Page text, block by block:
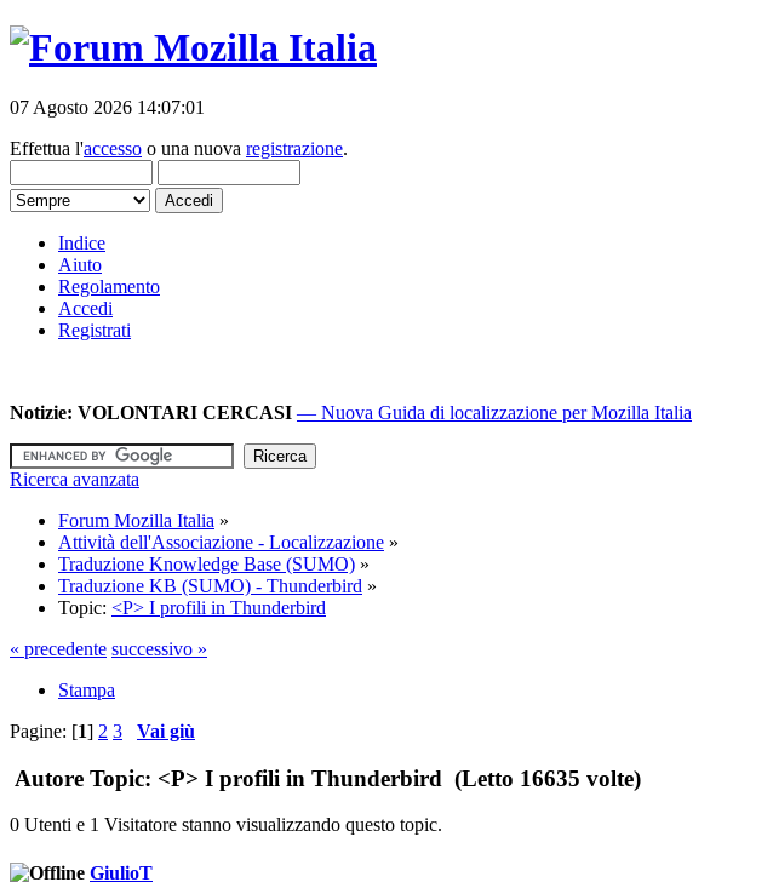
07 Agosto 2026 14:07:01
Effettua l'accesso o una nuova registrazione.
Indice
Aiuto
Regolamento
Accedi
Registrati
Notizie: VOLONTARI CERCASI — Nuova Guida di localizzazione per Mozilla Italia
Ricerca avanzata
Forum Mozilla Italia »
Attività dell'Associazione - Localizzazione »
Traduzione Knowledge Base (SUMO) »
Traduzione KB (SUMO) - Thunderbird »
Topic: <P> I profili in Thunderbird
« precedente successivo »
Stampa
Pagine: [1] 2 3 Vai giù
Autore Topic: <P> I profili in Thunderbird (Letto 16635 volte)
0 Utenti e 1 Visitatore stanno visualizzando questo topic.
GiulioT